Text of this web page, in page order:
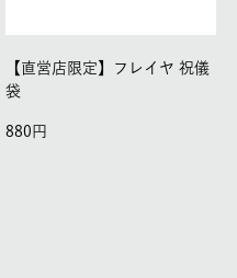
【直営店限定】フレイヤ 祝儀
袋
880